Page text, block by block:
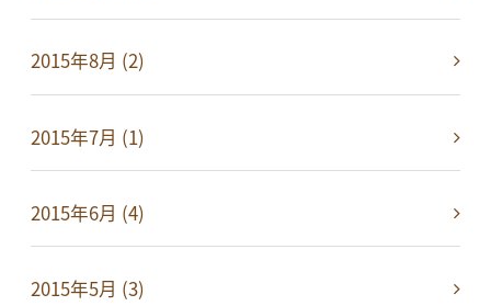
2015年8月 (2)
2015年7月 (1)
2015年6月 (4)
2015年5月 (3)